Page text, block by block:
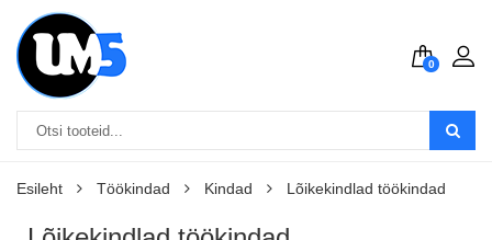
0
Esileht Töökindad Kindad Lõikekindlad töökindad